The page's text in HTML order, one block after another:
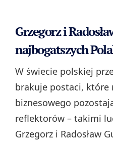
Grzegorz i
najbogatszych
W świecie polskiej
brakuje postaci, które
biznesowego
reflektorów – takimi
Grzegorz i Radosław